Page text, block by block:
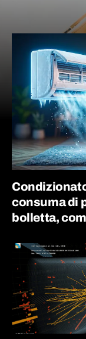
consuma di
bolletta,